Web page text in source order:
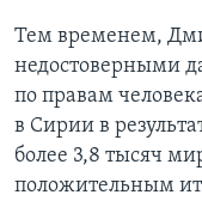
Тем временем,
недостоверными
по правам
в Сирии в
более 3,8 тысяч
положительным